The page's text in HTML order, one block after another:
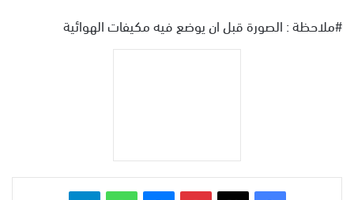
#ملاحظة : الصورة قبل ان يوضع فيه مكيفات الهوائية
بينتيريست واتساب